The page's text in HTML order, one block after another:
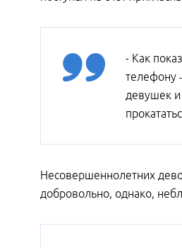
- Как
телефону
девушек и
Несовершеннолетних
добровольно, однако,